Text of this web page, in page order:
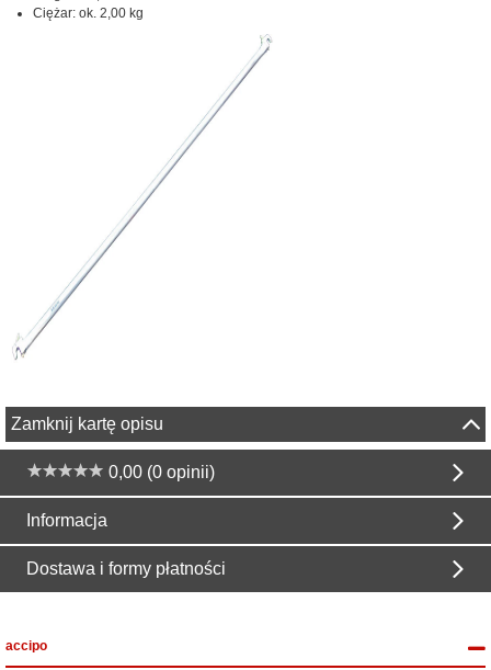
Ciężar: ok. 2,00 kg
Zamknij kartę opisu
0,00 (0 opinii)
Informacja
Dostawa i formy płatności
accipo